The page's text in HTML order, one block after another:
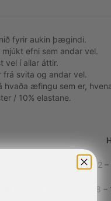
fyrir aukin þægindi.
mjúkt efni sem andar vel.
vel í allar áttir.
frá svita og andar vel.
hvaða æfingu sem er,
/ 10% elastane.
( Extra Small )